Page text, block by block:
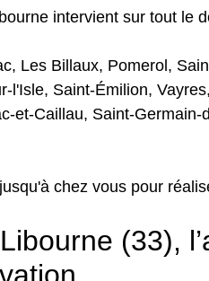
intervient sur tout le
Les Billaux, Pomerol,
l'Isle, Saint-Émilion,
et-Caillau, Saint-
chez vous pour
(33),